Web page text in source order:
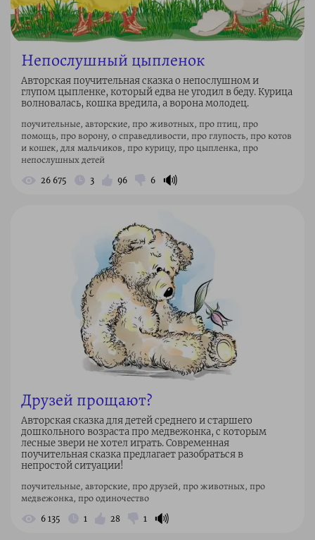
Непослушный цыпленок
Авторская поучительная сказка о непослушном и
глупом цыпленке, который едва не угодил в беду. Курица
волновалась, кошка вредила, а ворона молодец.
поучительные, авторские, про животных, про птиц, про
помощь, про ворону, о справедливости, про глупость, про котов
и кошек, для мальчиков, про курицу, про цыпленка, про
непослушных детей
26 675 3 96 6 🔊
Друзей прощают?
Авторская сказка для детей среднего и старшего
дошкольного возраста про медвежонка, с которым
лесные звери не хотел играть. Современная
поучительная сказка предлагает разобраться в
непростой ситуации!
поучительные, авторские, про друзей, про животных, про
медвежонка, про одиночество
6 135 1 28 1 🔊